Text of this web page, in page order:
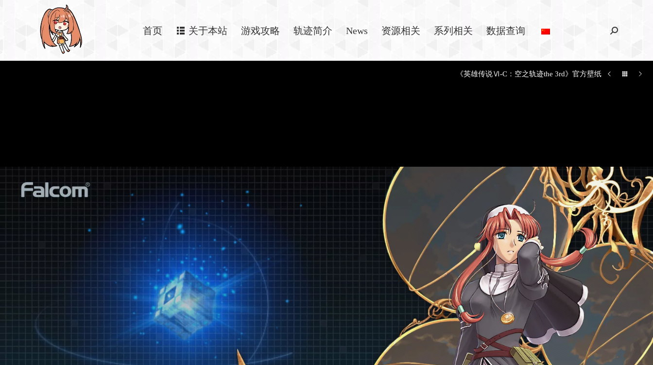
首页 关于本站 游戏攻略 轨迹简介 News 资源相关 系列相关 数据查询
《英雄传说Ⅵ-C：空之轨迹the 3rd》官方壁纸